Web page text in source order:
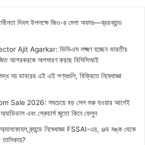
দিবস উপলক্ষে জিও-র মেগা অফার—ব্রডব্যান্ড
Ajit Agarkar: ভিভিএস লক্ষ্মণ হচ্ছেন ভারতীয়
আগরকরকে অপসারণ করছে বিসিসিআই
ডাবরের এই এই পণ্যগুলি, বিক্রিতে নিষেধাজ্ঞা
Sale 2026: সবচেয়ে বড় সেল শুরু হওয়ার আগেই
এবং স্কেচার্স জুতো কিনে ফেলুন
ব্র্যান্ডে নিষেধাজ্ঞা FSSAI-এর, ওল্ড মঙ্ক থেকে